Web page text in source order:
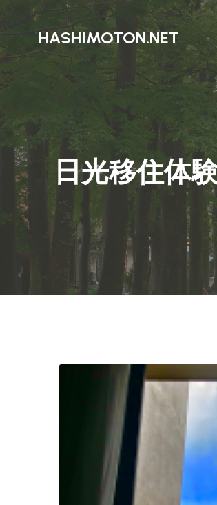
HASHIMOTON.NET
日光移住体